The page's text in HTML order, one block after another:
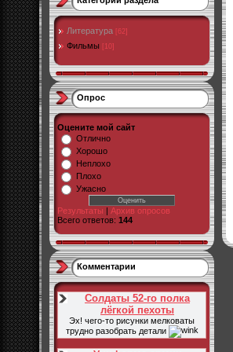
Литература [62]
Фильмы [10]
Опрос
Оцените мой сайт
Отлично
Хорошо
Неплохо
Плохо
Ужасно
Результаты | Архив опросов
Всего ответов: 144
Комментарии
Солдаты 52-го полка
лёгкой пехоты
Эх! чего-то рисунки мелковаты
трудно разобрать детали